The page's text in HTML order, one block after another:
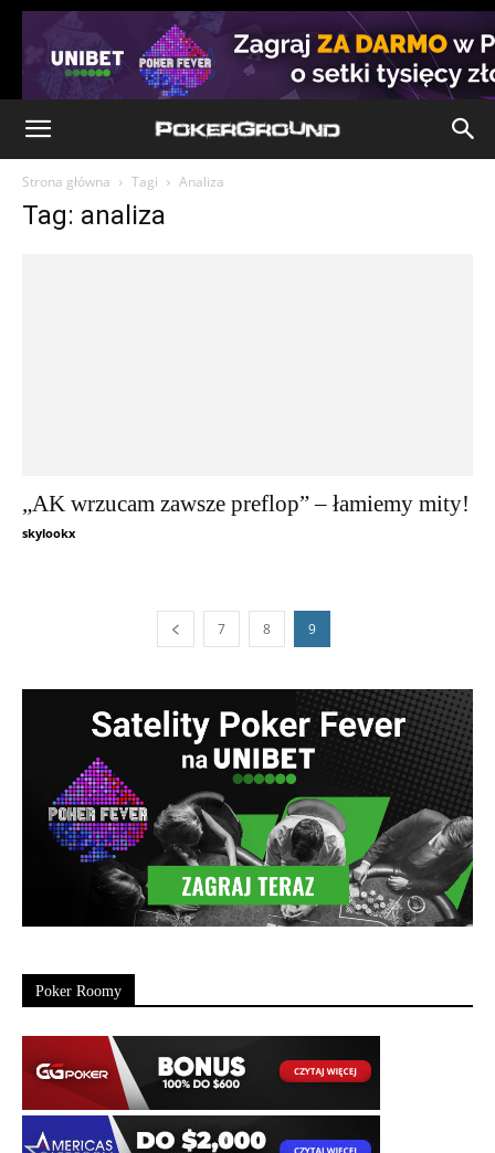
Strona główna Tagi Analiza
Tag: analiza
„AK wrzucam zawsze preflop” – łamiemy mity!
skylookx
7 8 9
Poker Roomy